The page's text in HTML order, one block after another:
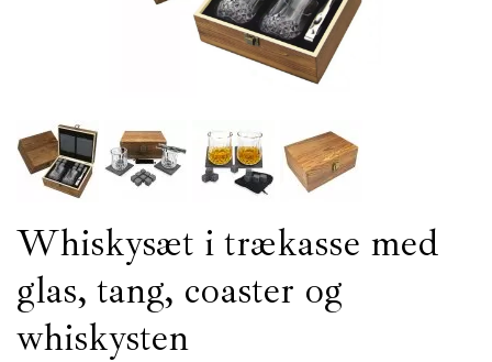
Whiskysæt i trækasse med
glas, tang, coaster og
whiskysten